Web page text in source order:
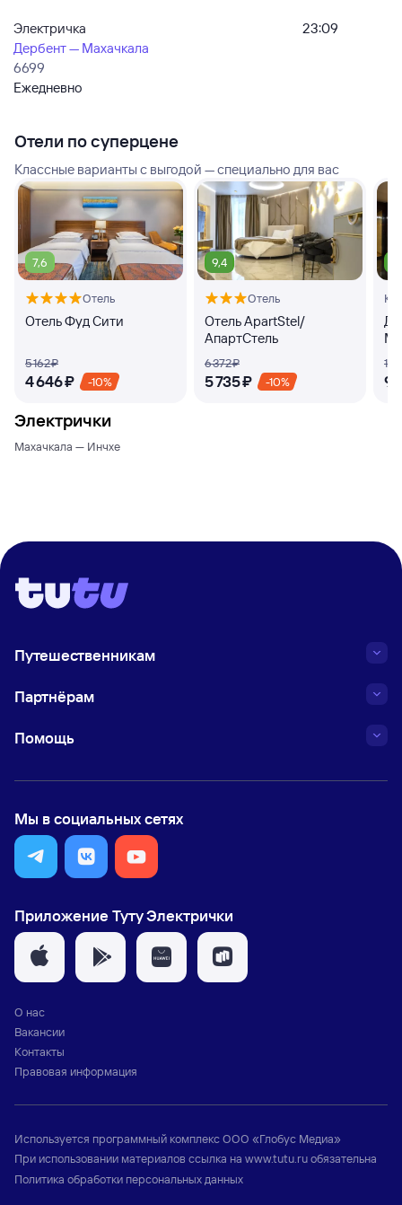
Электричка
Дербент — Махачкала
6699
Ежедневно
23:09
Отели по суперцене
Классные варианты с выгодой — специально для вас
7,6
Отель
Отель Фуд Сити
5 ⁠162 ⁠₽
4 ⁠646 ⁠₽ -10%
9,4
Отель
Отель ApartStel/
АпартСтель
6 ⁠372 ⁠₽
5 ⁠735 ⁠₽ -10%
10
9
Электрички
Махачкала — Инчхе
Путешественникам
Партнёрам
Помощь
Мы в социальных сетях
Приложение Туту Электрички
О нас
Вакансии
Контакты
Правовая информация
Используется программный комплексООО «Глобус Медиа»
При использовании материалов ссылка на www.tutu.ruобязательна
Политика обработки персональных данных